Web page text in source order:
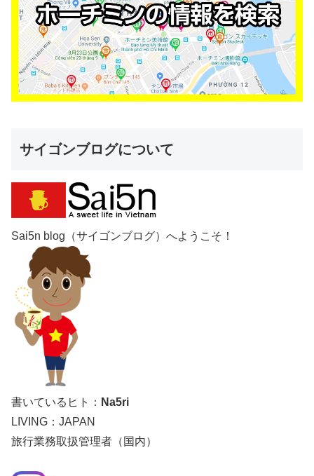
サイゴンブログについて
Sai5n blog（サイゴンブログ）へようこそ！
書いているヒト： Na5ri
LIVING：JAPAN
旅行業務取扱管理者（国内）